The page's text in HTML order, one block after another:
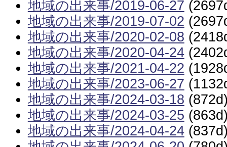
地域の出来事/2019-06-27
地域の出来事/2019-07-02
地域の出来事/2020-02-08
地域の出来事/2020-04-24
地域の出来事/2021-04-22
地域の出来事/2023-06-27
地域の出来事/2024-03-18
地域の出来事/2024-03-25
地域の出来事/2024-04-24